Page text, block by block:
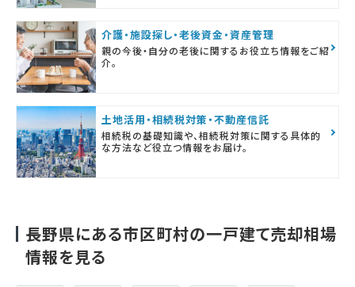
介護・施設探し・老後資金・資産管理
親の今後・自分の老後に関するお役立ち情報をご紹
介。
土地活用・相続税対策・不動産信託
相続税の基礎知識や、相続税対策に関する具体的
な方法など役立つ情報をお届け。
長野県にある市区町村の一戸建て売却相場
情報を見る